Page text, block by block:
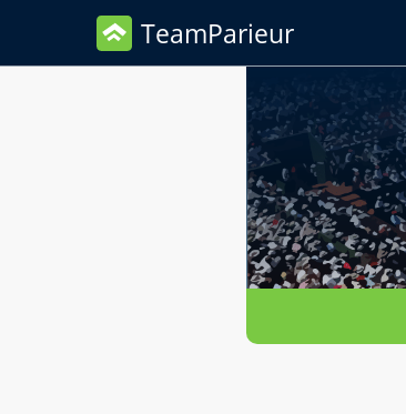
TeamParieur